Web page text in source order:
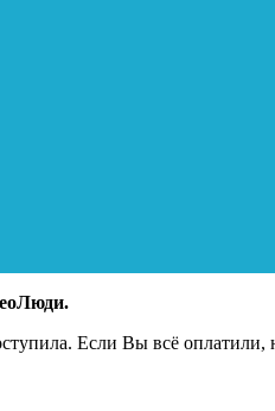
Если Вы всё